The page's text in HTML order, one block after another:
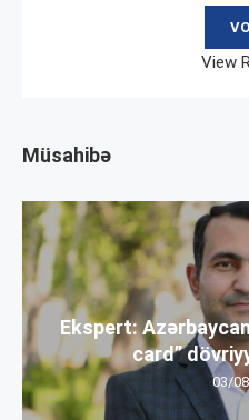
View
Müsahibə
Ekspert:
card”
03/